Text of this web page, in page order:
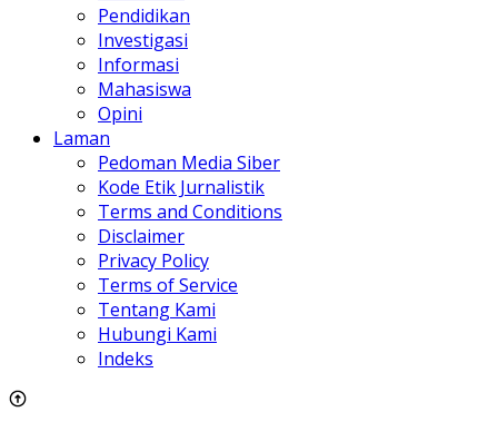
Pendidikan
Investigasi
Informasi
Mahasiswa
Opini
Laman
Pedoman Media Siber
Kode Etik Jurnalistik
Terms and Conditions
Disclaimer
Privacy Policy
Terms of Service
Tentang Kami
Hubungi Kami
Indeks